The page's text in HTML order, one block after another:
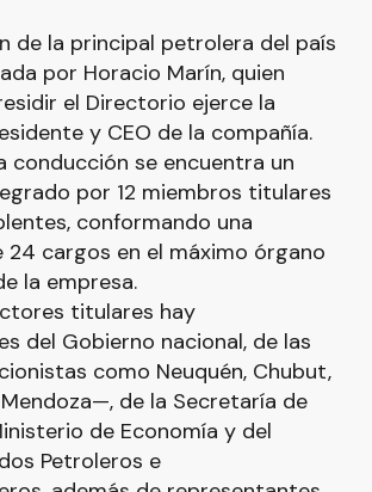
de la principal petrolera del país
por Horacio Marín, quien
el Directorio ejerce la
y CEO de la compañía.
conducción se encuentra un
por 12 miembros titulares
conformando una
cargos en el máximo órgano
la empresa.
titulares hay
del Gobierno nacional, de las
como Neuquén, Chubut,
de la Secretaría de
de Economía y del
Petroleros e